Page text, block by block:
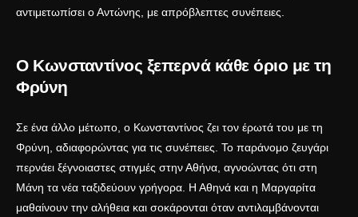
αντιμετωπίσει ο Αντώνης, με απρόβλεπτες συνέπειες.
Ο Κωνσταντίνος ξεπερνά κάθε όριο με τη
Φρύνη
Σε ένα άλλο μέτωπο, ο Κωνσταντίνος ζει τον έρωτά του με τη
Φρύνη, αδιαφορώντας για τις συνέπειες. Το παράνομο ζευγάρι
περνάει ξέγνοιαστες στιγμές στην Αθήνα, αγνοώντας ότι στη
Μάνη τα νέα ταξιδεύουν γρήγορα. Η Αθηνά και η Μαργαρίτα
μαθαίνουν την αλήθεια και σοκάρονται όταν αντιλαμβάνονται